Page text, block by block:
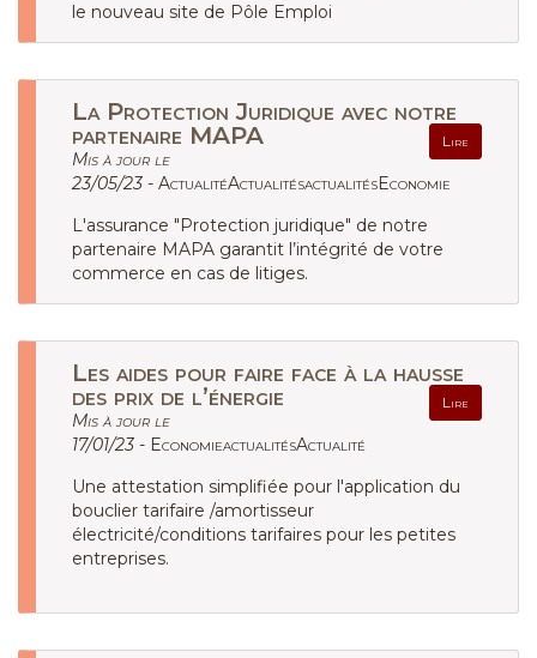
le nouveau site de Pôle Emploi
La Protection Juridique avec notre
partenaire MAPA
Lire
Mis à jour le
23/05/23 - ActualitéActualitésactualitésEconomie
L'assurance "Protection juridique" de notre
partenaire MAPA garantit l’intégrité de votre
commerce en cas de litiges.
Les aides pour faire face à la hausse
des prix de l’énergie
Lire
Mis à jour le
17/01/23 - EconomieactualitésActualité
Une attestation simplifiée pour l'application du
bouclier tarifaire /amortisseur
électricité/conditions tarifaires pour les petites
entreprises.